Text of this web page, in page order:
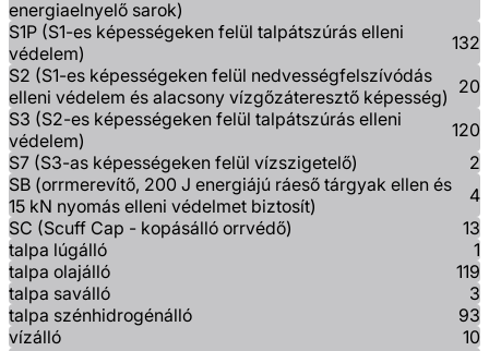
energiaelnyelő sarok)
S1P (S1-es képességeken felül talpátszúrás elleni
védelem)
132
S2 (S1-es képességeken felül nedvességfelszívódás
elleni védelem és alacsony vízgőzáteresztő képesség) 20
S3 (S2-es képességeken felül talpátszúrás elleni
védelem)
120
S7 (S3-as képességeken felül vízszigetelő)
2
SB (orrmerevítő, 200 J energiájú ráeső tárgyak ellen és
15 kN nyomás elleni védelmet biztosít)
4
SC (Scuff Cap - kopásálló orrvédő)
13
talpa lúgálló
1
talpa olajálló
119
talpa saválló
3
talpa szénhidrogénálló
93
vízálló
10